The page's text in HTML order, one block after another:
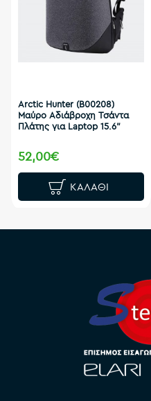
Arctic Hunter (B00208)
Μαύρο Αδιάβροχη Τσάντα
Πλάτης για Laptop 15.6"
52,00€
ΚΑΛΆΘΙ